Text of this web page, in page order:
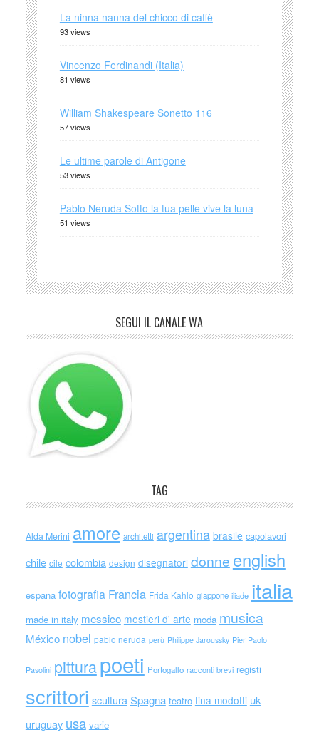
La ninna nanna del chicco di caffè
93 views
Vincenzo Ferdinandi (Italia)
81 views
William Shakespeare Sonetto 116
57 views
Le ultime parole di Antigone
53 views
Pablo Neruda Sotto la tua pelle vive la luna
51 views
SEGUI IL CANALE WA
TAG
Alda Merini amore architetti argentina brasile capolavori
chile cile colombia design disegnatori donne english
espana fotografia Francia Frida Kahlo giappone iliade italia
made in italy messico mestieri d' arte moda musica
México nobel pablo neruda perù Philippe Jaroussky Pier Paolo
Pasolini pitturapoeti Portogallo racconti brevi registi
scrittori scultura Spagna teatro tina modotti uk
uruguay usa varie